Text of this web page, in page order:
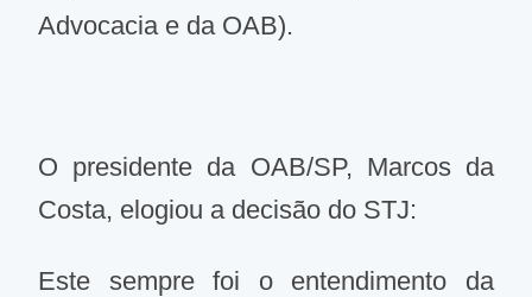
Advocacia e da OAB).
O presidente da OAB/SP, Marcos da
Costa, elogiou a decisão do STJ:
Este sempre foi o entendimento da